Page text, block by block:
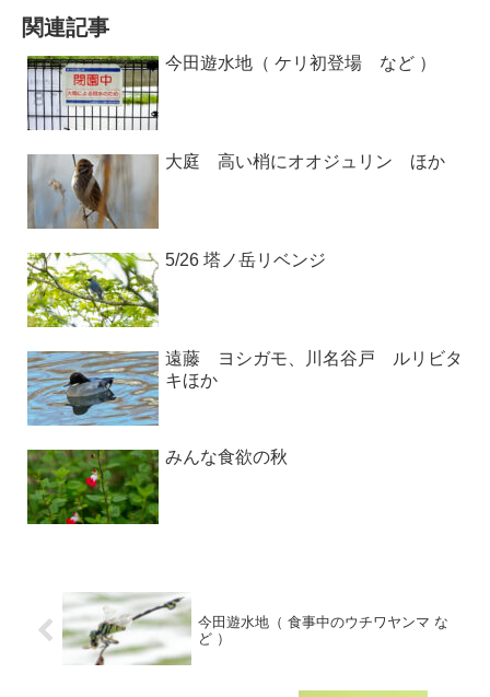
関連記事
今田遊水地（ ケリ初登場 など ）
大庭 高い梢にオオジュリン ほか
5/26 塔ノ岳リベンジ
遠藤 ヨシガモ、川名谷戸 ルリビタ
キほか
みんな食欲の秋
今田遊水地（ 食事中のウチワヤンマ な
ど ）